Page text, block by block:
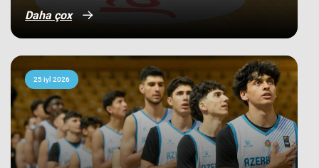
İsveç millisi çempionatın bürünc
5-cisi olub. Şimali Makedoniya
yığması isə ilk onluqda qərarlaşaraq
çempionatı 9-cu sırada bitirib.
Millimiz çempionat boyu göstərdiyi
əzmkar oyun sayəsində ümumi
sıralamada düz 10 ölkəni geridə
qoymağı bacarıb. Basketbolçularımız
turnir cədvəlində Niderland, İsveçrə,
Kipr, Gürcüstan, Danimarka, Estoniya,
Slovakiya, Ermənistan, Albaniya və
Daha çox
25 iyl 2026